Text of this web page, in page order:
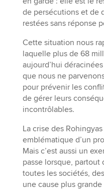
de persécutions et de
restées sans réponse
Cette situation nous
laquelle plus de 68
aujourd’hui
que nous ne
pour prévenir les
de gérer leurs
incontrôlables.
La crise des
emblématique d’un
Mais c’est aussi un
passe lorsque, partout
toutes les sociétés,
une cause plus